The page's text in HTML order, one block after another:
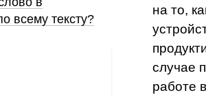
на то,
случае
работе
всему тексту?